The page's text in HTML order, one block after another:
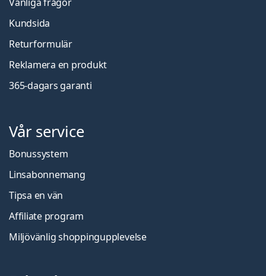
Vanliga frågor
Kundsida
Returformulär
Reklamera en produkt
365-dagars garanti
Vår service
Bonussystem
Linsabonnemang
Tipsa en vän
Affiliate program
Miljövänlig shoppingupplevelse